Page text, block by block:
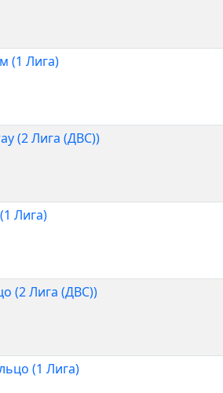
(1 Лига)
(2 Лига (ДВС))
Лига)
(2 Лига (ДВС))
(1 Лига)